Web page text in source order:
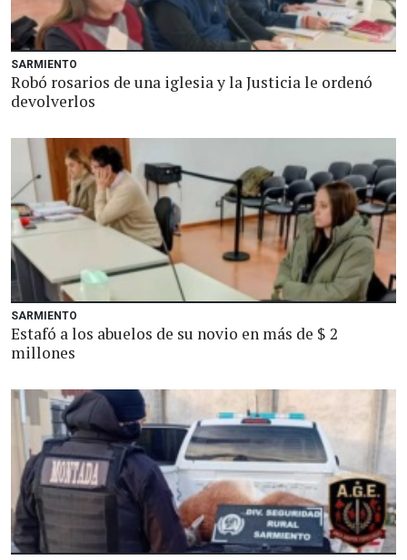
SARMIENTO
Robó rosarios de una iglesia y la Justicia le ordenó
devolverlos
SARMIENTO
Estafó a los abuelos de su novio en más de $ 2
millones